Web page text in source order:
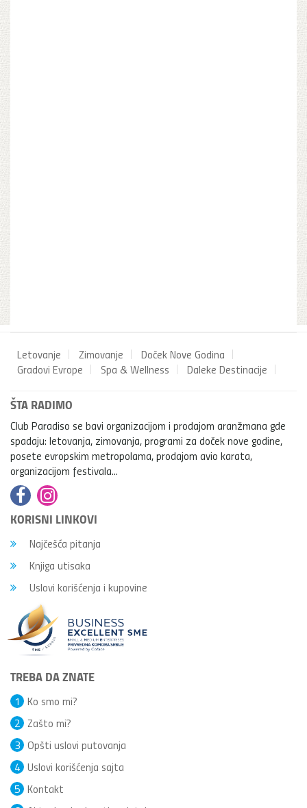
Letovanje Zimovanje
Doček Nove Godina
Gradovi Evrope
Spa & Wellness Daleke Destinacije
ŠTA RADIMO
Club Paradiso se bavi organizacijom i prodajom aranžmana gde
spadaju: letovanja, zimovanja, programi za doček nove godine,
posete evropskim metropolama, prodajom avio karata,
organizacijom festivala...
KORISNI LINKOVI
Najčešća pitanja
Knjiga utisaka
Uslovi korišćenja i kupovine
TREBA DA ZNATE
Ko smo mi?
1
Zašto mi?
2
Opšti uslovi putovanja
3
Uslovi korišćenja sajta
4
Kontakt
5